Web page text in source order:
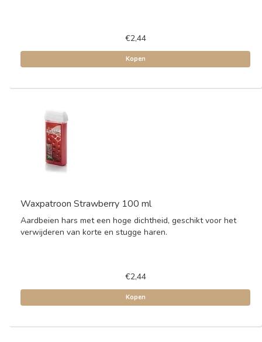
€2,44
Kopen
Waxpatroon Strawberry 100 ml
Aardbeien hars met een hoge dichtheid, geschikt voor het
verwijderen van korte en stugge haren.
€2,44
Kopen